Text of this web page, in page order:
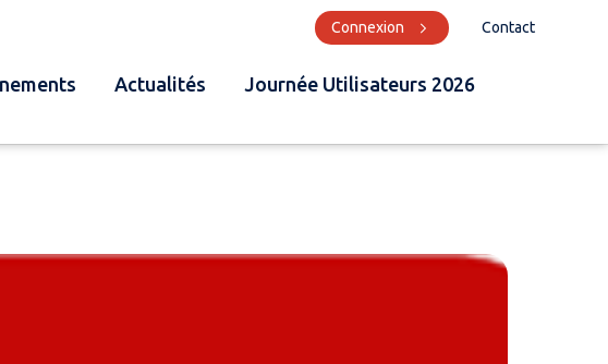
Actualités Journée Utilisateurs 2026
Connexion Contact